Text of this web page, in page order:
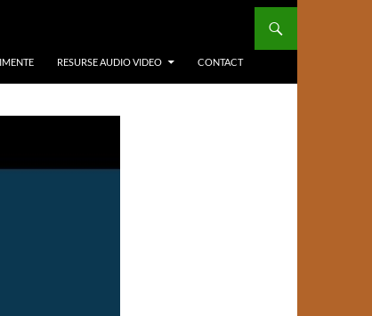
RESURSE AUDIO VIDEO CONTACT